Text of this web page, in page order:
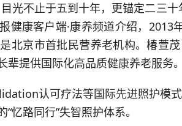
光不止于五到十年，更锚定二三十
健康客户端·康养频道介绍，2013
北京市首批民营养老机构。椿萱
提供国际化高品质健康养老服务。
认可疗法等国际先进照护模
忆路同行”失智照护体系。